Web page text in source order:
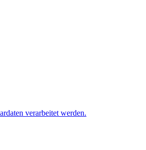
verarbeitet werden.